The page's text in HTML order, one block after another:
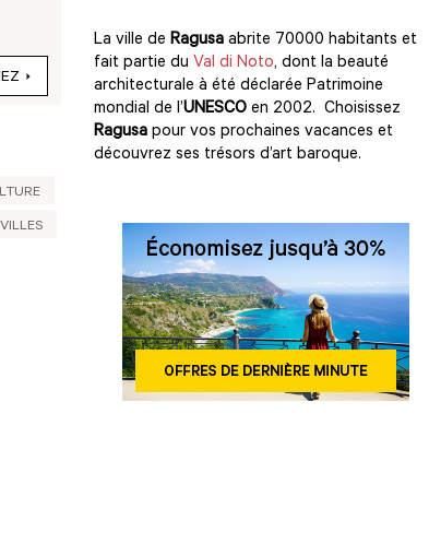
VILLES
La ville de Ragusa abrite 70000 habitants et
fait partie du Val di Noto, dont la beauté
architecturale à été déclarée Patrimoine
mondial de l’UNESCO en 2002. Choisissez
Ragusa pour vos prochaines vacances et
découvrez ses trésors d’art baroque.